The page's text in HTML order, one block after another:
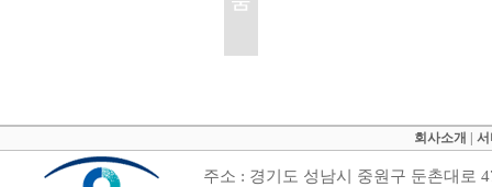
회사소개
주소 : 경기도 성남시 중원구 둔촌대로